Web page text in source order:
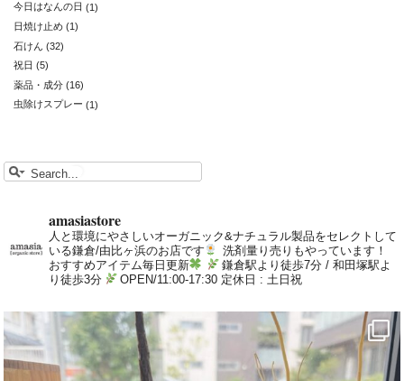
今日はなんの日 (1)
日焼け止め (1)
石けん (32)
祝日 (5)
薬品・成分 (16)
虫除けスプレー (1)
amasiastore
人と環境にやさしいオーガニック&ナチュラル製品をセレクトして
いる鎌倉/由比ヶ浜のお店です
洗剤量り売りもやっています！
おすすめアイテム毎日更新
鎌倉駅より徒歩7分 / 和田塚駅よ
り徒歩3分
OPEN/11:00-17:30 定休日 : 土日祝